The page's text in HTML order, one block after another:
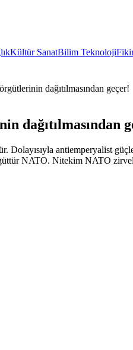
Kültür SanatBilim Teknoloji
dağıtılmasından geçer!
dağıtılmasından
antiemperyalist
NATO. Nitekim NATO